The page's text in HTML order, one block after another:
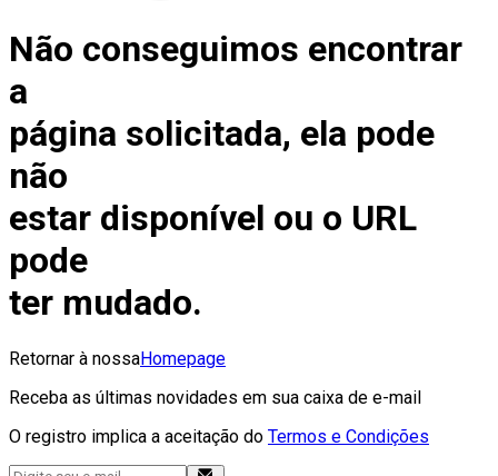
Não conseguimos encontrar
a
página solicitada, ela pode
não
estar disponível ou o URL
pode
ter mudado.
Retornar à nossaHomepage
Receba as últimas novidades em sua caixa de e-mail
O registro implica a aceitação do Termos e Condições